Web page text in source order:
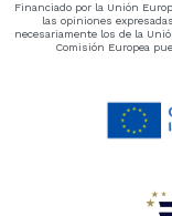
Financiado por la Unión
las opiniones
necesariamente los de la
Comisión Europea